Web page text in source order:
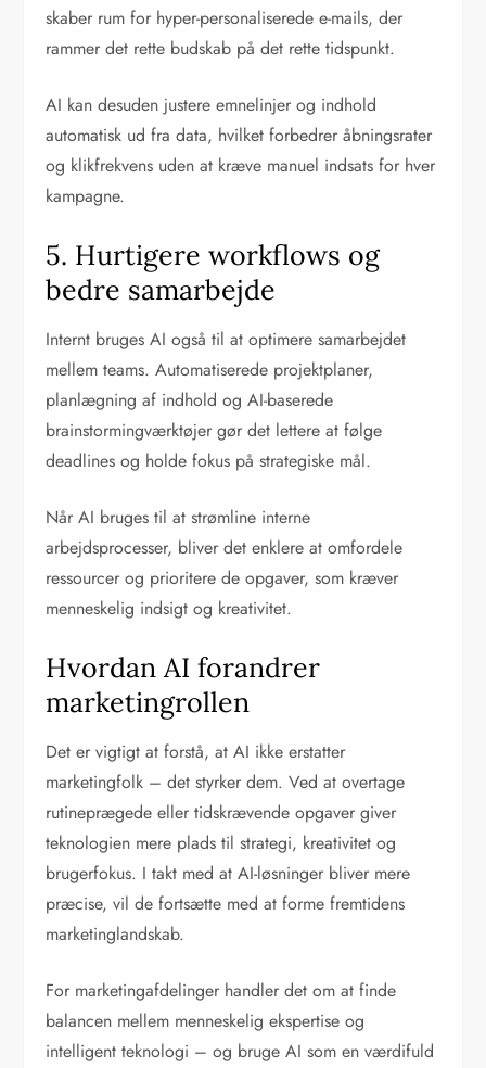
skaber rum for hyper-personaliserede e-mails, der
rammer det rette budskab på det rette tidspunkt.
AI kan desuden justere emnelinjer og indhold
automatisk ud fra data, hvilket forbedrer åbningsrater
og klikfrekvens uden at kræve manuel indsats for hver
kampagne.
5. Hurtigere workflows og
bedre samarbejde
Internt bruges AI også til at optimere samarbejdet
mellem teams. Automatiserede projektplaner,
planlægning af indhold og AI-baserede
brainstormingværktøjer gør det lettere at følge
deadlines og holde fokus på strategiske mål.
Når AI bruges til at strømline interne
arbejdsprocesser, bliver det enklere at omfordele
ressourcer og prioritere de opgaver, som kræver
menneskelig indsigt og kreativitet.
Hvordan AI forandrer
marketingrollen
Det er vigtigt at forstå, at AI ikke erstatter
marketingfolk – det styrker dem. Ved at overtage
rutineprægede eller tidskrævende opgaver giver
teknologien mere plads til strategi, kreativitet og
brugerfokus. I takt med at AI-løsninger bliver mere
præcise, vil de fortsætte med at forme fremtidens
marketinglandskab.
For marketingafdelinger handler det om at finde
balancen mellem menneskelig ekspertise og
intelligent teknologi – og bruge AI som en værdifuld